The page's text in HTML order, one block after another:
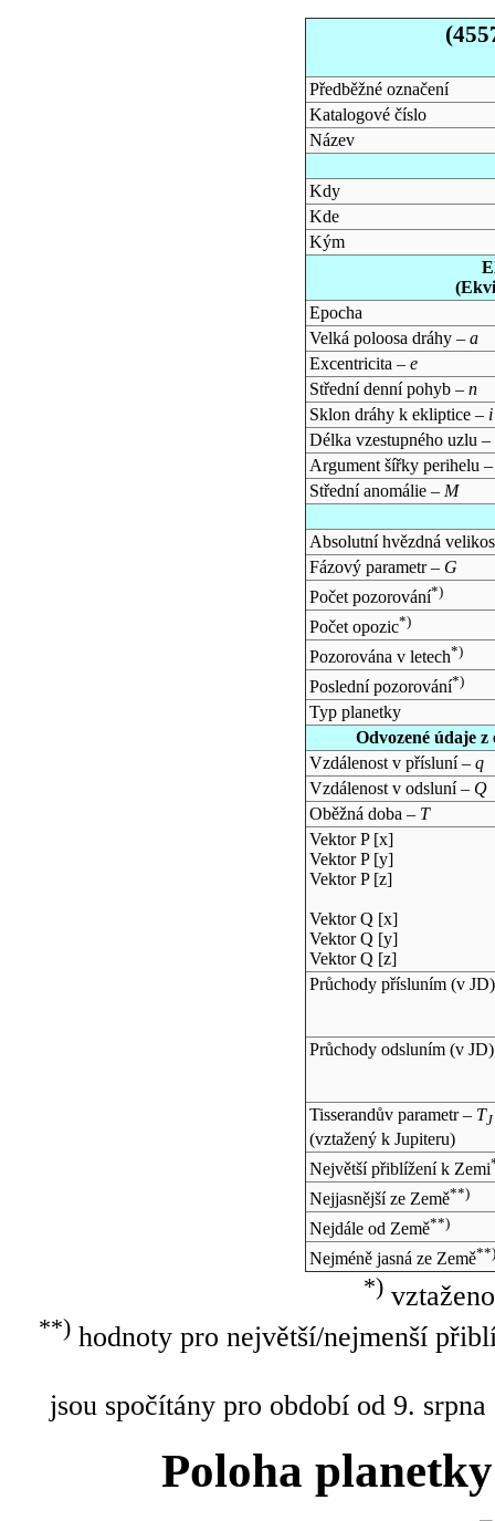
Předběžné označení
Katalogové číslo
Název
Kdy
Kde
Kým
Epocha
Velká poloosa dráhy – a
Excentricita – e
Střední denní pohyb – n
Sklon dráhy k ekliptice – i
Délka vzestupného uzlu –
Argument šířky perihelu
Střední anomálie – M
Absolutní hvězdná
Fázový parametr – G
Počet pozorování*)
Počet opozic*)
Pozorována v letech*)
Poslední pozorování*)
Typ planetky
Odvozené údaje
Vzdálenost v přísluní – q
Vzdálenost v odsluní – Q
Oběžná doba – T
Vektor P [x]
Vektor P [y]
Vektor P [z]
Vektor Q [x]
Vektor Q [y]
Vektor Q [z]
Průchody přísluním (v JD)
Průchody odsluním (v JD)
Tisserandův parametr – TJ
(vztažený k Jupiteru)
Největší přiblížení k Zemi
Nejjasnější ze Země**)
Nejdále od Země**)
Nejméně jasná ze Země**)
*)
**)hodnoty pro největší/nejmenší
jsou spočítány pro období od 9.
Poloha